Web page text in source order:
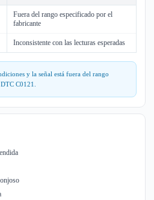
Fuera del rango especificado por el
fabricante
Inconsistente con las lecturas esperadas
y la señal está fuera del rango
C0121.